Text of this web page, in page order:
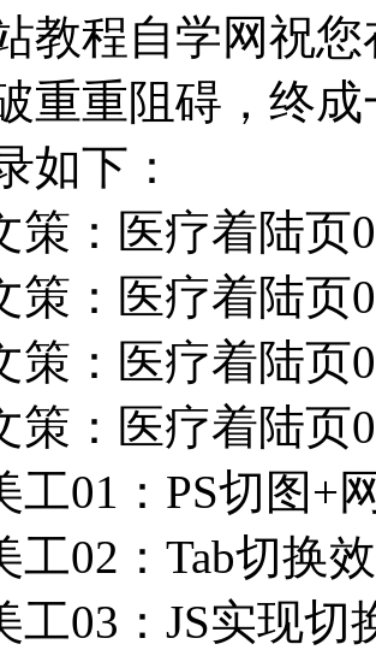
教程自学网祝
重重阻碍，终
如下：
策：医疗着陆页
策：医疗着陆页
策：医疗着陆页
策：医疗着陆页
工01：PS切图+
工02：Tab切换
工03：JS实现切